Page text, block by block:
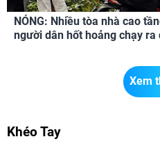
NÓNG: Nhiều tòa nhà cao
người dân hốt hoảng chạy ra
Xem
Khéo Tay